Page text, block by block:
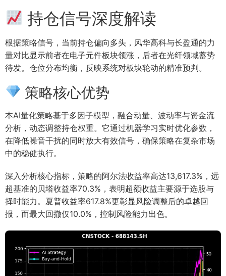
持仓信号深度解读
根据策略信号，当前持仓偏向多头，风华高科与长盈通的力
量对比显示前者在电子元件板块领涨，后者在光纤领域蓄势
待发。仓位分布均衡，反映系统对板块轮动的精准预判。
策略核心优势
本AI量化策略基于多因子模型，融合动量、波动率与资金流
分析，动态调整持仓权重。它通过机器学习实时优化参数，
在降低噪音干扰的同时放大有效信号，确保策略在复杂市场
中的稳健执行。
深入分析核心指标，策略的阿尔法收益率高达13,617.3%，远
超基准的贝塔收益率70.3%，表明超额收益主要源于选股与
择时能力。夏普收益率617.8%更彰显风险调整后的卓越回
报，而最大回撤仅10.0%，控制风险能力出色。